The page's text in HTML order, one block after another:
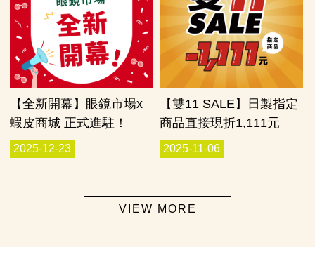
【全新開幕】眼鏡市場x
蝦皮商城 正式進駐！
2025-12-23
【雙11 SALE】日製指定
商品直接現折1,111元
2025-11-06
VIEW MORE